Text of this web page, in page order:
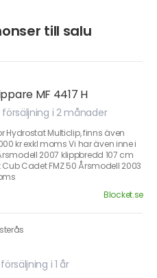
till salu
MF 4417 H
försäljning i 2 månader
Hydrostat Multiclip, finns även
kr exkl moms Vi har även inne i
2007 klippbredd 107 cm
Cub Cadet FMZ 50 Årsmodell 2003
Blocket.se
i 1 år